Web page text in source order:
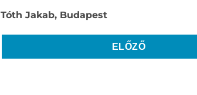
Tóth Jakab, Budapest
ELŐZŐ